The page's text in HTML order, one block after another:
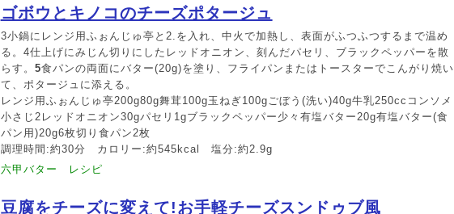
ゴボウとキノコのチーズポタージュ
3小鍋にレンジ用ふぉんじゅ亭と2.を入れ、中火で加熱し、表面がふつふつするまで温め
る。4仕上げにみじん切りにしたレッドオニオン、刻んだパセリ、ブラックペッパーを散
らす。 5食パンの両面にバター(20g)を塗り、フライパンまたはトースターでこんがり焼い
て、ポタージュに添える。
レンジ用ふぉんじゅ亭200g80g舞茸100g玉ねぎ100gごぼう(洗い)40g牛乳250ccコンソメ
小さじ2レッドオニオン30gパセリ1gブラックペッパー少々有塩バター20g有塩バター(食
パン用)20g6枚切り食パン2枚
調理時間:約30分 カロリー:約545kcal 塩分:約2.9g
六甲バター レシピ
豆腐をチーズに変えて!お手軽チーズスンドゥブ風